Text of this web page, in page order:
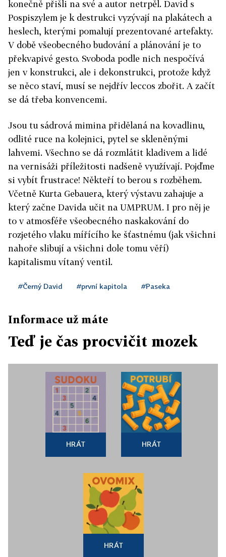
konečně přišli na své a autor netrpěl. David s
Pospiszylem je k destrukci vyzývají na plakátech a
heslech, kterými pomalují prezentované artefakty.
V době všeobecného budování a plánování je to
překvapivé gesto. Svoboda podle nich nespočívá
jen v konstrukci, ale i dekonstrukci, protože když
se něco staví, musí se nejdřív leccos zbořit. A začít
se dá třeba konvencemi.
Jsou tu sádrová mimina přidělaná na kovadlinu,
odlité ruce na kolejnici, pytel se skleněnými
lahvemi. Všechno se dá rozmlátit kladivem a lidé
na vernisáži příležitosti nadšeně využívají. Pojďme
si vybít frustrace! Někteří to berou s rozběhem.
Včetně Kurta Gebauera, který výstavu zahajuje a
který začne Davida učit na UMPRUM. I pro něj je
to v atmosféře všeobecného naskakování do
rozjetého vlaku mířícího ke šťastnému (jak všichni
nahoře slibují a všichni dole tomu věří)
kapitalismu vítaný ventil.
#Černý David #první kapitola #Paseka
Informace už máte
Teď je čas procvičit mozek
HRÁT HRÁT
HRÁT